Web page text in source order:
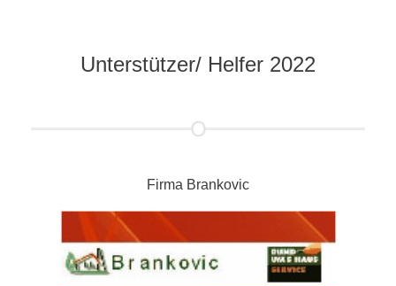
Unterstützer/ Helfer 2022
Firma Brankovic